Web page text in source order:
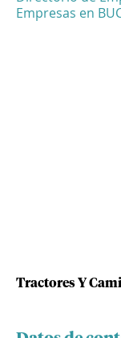
Empresas en
Tractores Y